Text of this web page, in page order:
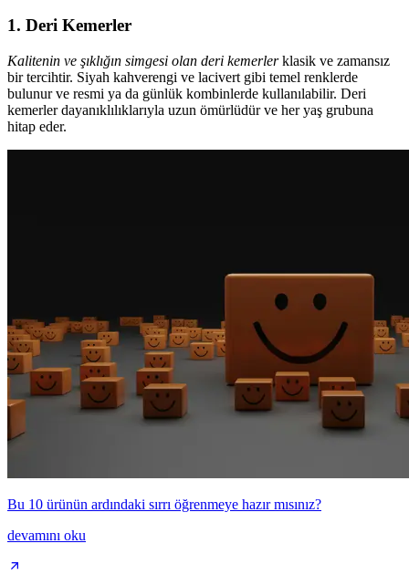
1. Deri Kemerler
Kalitenin ve şıklığın simgesi olan deri kemerlerklasik ve zamansız
bir tercihtir. Siyah kahverengi ve lacivert gibi temel renklerde
bulunur ve resmi ya da günlük kombinlerde kullanılabilir. Deri
kemerler dayanıklılıklarıyla uzun ömürlüdür ve her yaş grubuna
hitap eder.
Bu 10 ürünün ardındaki sırrı öğrenmeye hazır mısınız?
devamını oku